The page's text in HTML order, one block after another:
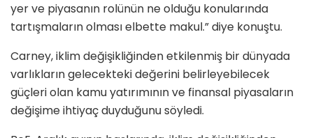
yer ve piyasanın rolünün ne olduğu konularında
tartışmaların olması elbette makul.” diye konuştu.
Carney, iklim değişikliğinden etkilenmiş bir dünyada
varlıkların gelecekteki değerini belirleyebilecek
güçleri olan kamu yatırımının ve finansal piyasaların
değişime ihtiyaç duyduğunu söyledi.